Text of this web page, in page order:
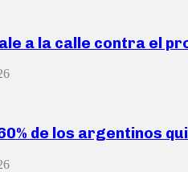
a la calle contra el
de los argentinos